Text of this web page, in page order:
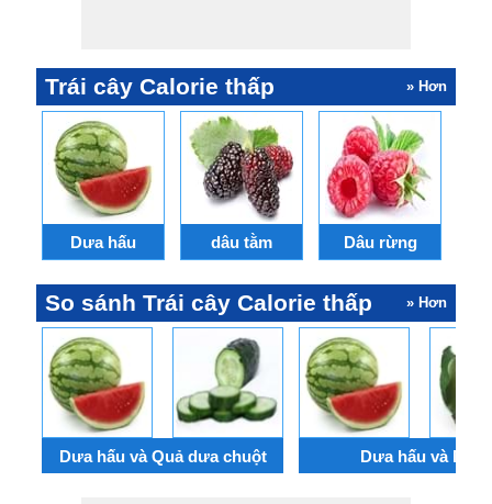
Trái cây Calorie thấp » Hơn
Dưa hấu dâu tằm Dâu rừng
So sánh Trái cây Calorie thấp » Hơn
Dưa hấu và Quả dưa chuột Dưa hấu và Mơ